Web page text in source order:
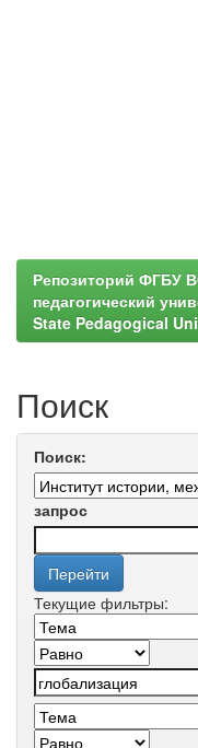
Репозиторий ФГБУ
педагогический
State Pedagogical
Поиск
Поиск:
запрос
Текущие фильтры: